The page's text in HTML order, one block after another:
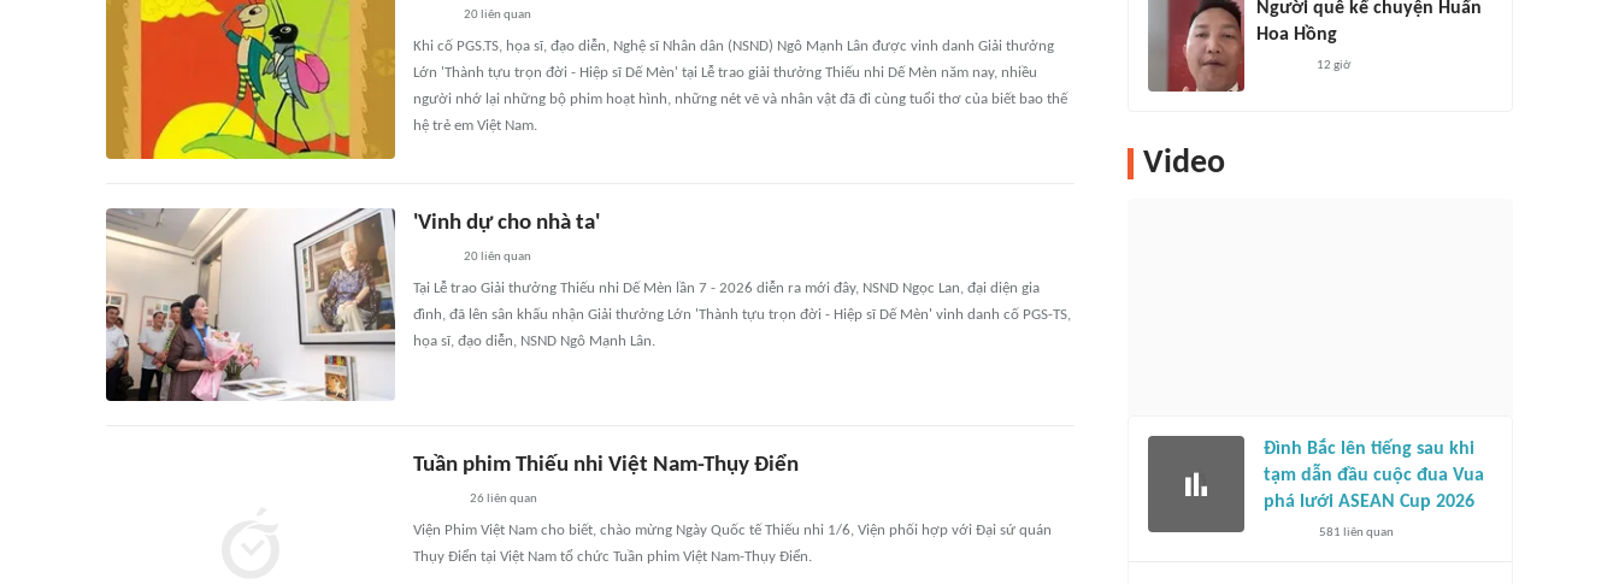
20 liên quan
Khi cố PGS.TS, họa sĩ, đạo diễn, Nghệ sĩ Nhân dân (NSND) Ngô Mạnh Lân được vinh danh Giải thưởng
Lớn 'Thành tựu trọn đời - Hiệp sĩ Dế Mèn' tại Lễ trao giải thưởng Thiếu nhi Dế Mèn năm nay, nhiều
người nhớ lại những bộ phim hoạt hình, những nét vẽ và nhân vật đã đi cùng tuổi thơ của biết bao thế
hệ trẻ em Việt Nam.
'Vinh dự cho nhà ta'
20 liên quan
Tại Lễ trao Giải thưởng Thiếu nhi Dế Mèn lần 7 - 2026 diễn ra mới đây, NSND Ngọc Lan, đại diện gia
đình, đã lên sân khấu nhận Giải thưởng Lớn 'Thành tựu trọn đời - Hiệp sĩ Dế Mèn' vinh danh cố PGS-TS,
họa sĩ, đạo diễn, NSND Ngô Mạnh Lân.
Tuần phim Thiếu nhi Việt Nam-Thụy Điển
26 liên quan
Viện Phim Việt Nam cho biết, chào mừng Ngày Quốc tế Thiếu nhi 1/6, Viện phối hợp với Đại sứ quán
Thụy Điển tại Việt Nam tổ chức Tuần phim Việt Nam-Thụy Điển.
Người quê kể chuyện Huấn
Hoa Hồng
12 giờ
Video
Đình Bắc lên tiếng sau khi
tạm dẫn đầu cuộc đua Vua
phá lưới ASEAN Cup 2026
581 liên quan